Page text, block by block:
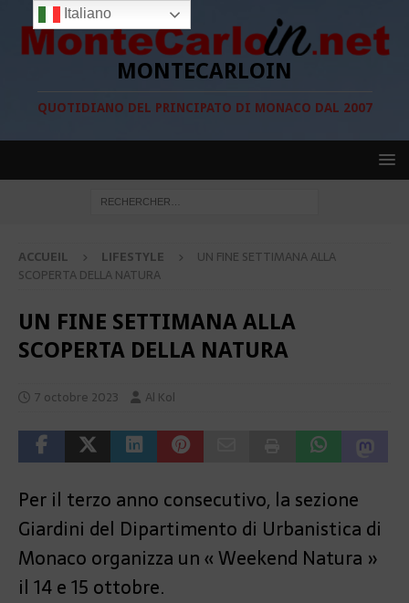
MONTECARLOIN
QUOTIDIANO DEL PRINCIPATO DI MONACO DAL 2007
ACCUEIL LIFESTYLE
UN FINE SETTIMANA ALLA
SCOPERTA DELLA NATURA
UN FINE SETTIMANA ALLA
SCOPERTA DELLA NATURA
7 octobre 2023 Al Kol
Per il terzo anno consecutivo, la sezione
Giardini del Dipartimento di Urbanistica di
Monaco organizza un « Weekend Natura »
il 14 e 15 ottobre.
Italiano